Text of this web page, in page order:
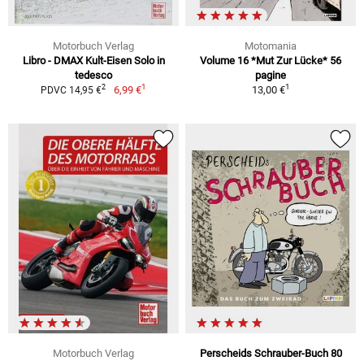
Motorbuch Verlag
Libro - DMAX Kult-Eisen Solo in
tedesco
PDVC 14,95 €2 6,99 €1
Motomania
Volume 16 *Mut Zur Lücke* 56
pagine
13,00 €1
Motorbuch Verlag
Perscheids Schrauber-Buch 80